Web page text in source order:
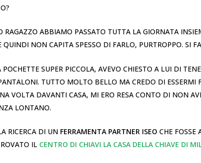
RAGAZZO ABBIAMO PASSATO TUTTA LA GIORNATA
QUINDI NON CAPITA SPESSO DI FARLO, PURTROPPO. SI
SUPER PICCOLA, AVEVO CHIESTO A LUI DI
TUTTO MOLTO BELLO MA CREDO DI ESSERMI
VOLTA DAVANTI CASA, MI ERO RESA CONTO DI NON
LONTANO.
RICERCA DI UN FERRAMENTA PARTNER ISEO CHE FOSSE
IL CENTRO DI CHIAVI LA CASA DELLA CHIAVE DI